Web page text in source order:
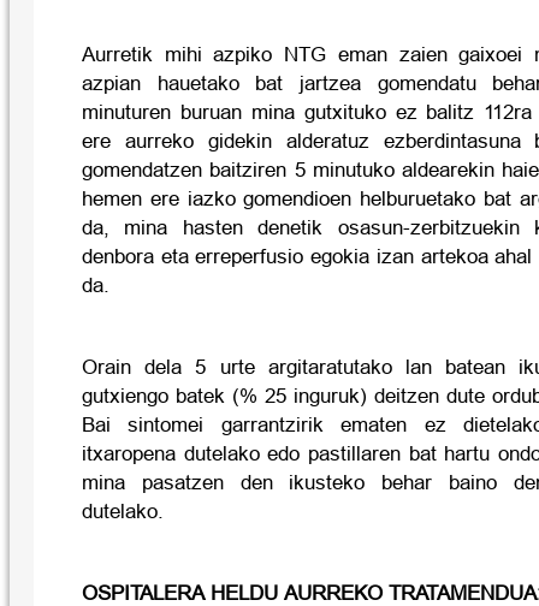
Aurretik mihi azpiko NTG eman zaien gaixoei
azpian hauetako bat jartzea gomendatu
minuturen buruan mina gutxituko ez balitz
ere aurreko gidekin alderatuz ezberdintasuna
gomendatzen baitziren 5 minutuko aldearekin
hemen ere iazko gomendioen helburuetako bat
da, mina hasten denetik osasun-zerbitzuekin
denbora eta erreperfusio egokia izan artekoa
da.
Orain dela 5 urte argitaratutako lan batean
gutxiengo batek (% 25 inguruk) deitzen dute
Bai sintomei garrantzirik ematen ez
itxaropena dutelako edo pastillaren bat hartu
mina pasatzen den ikusteko behar baino
dutelako.
OSPITALERA HELDU AURREKO